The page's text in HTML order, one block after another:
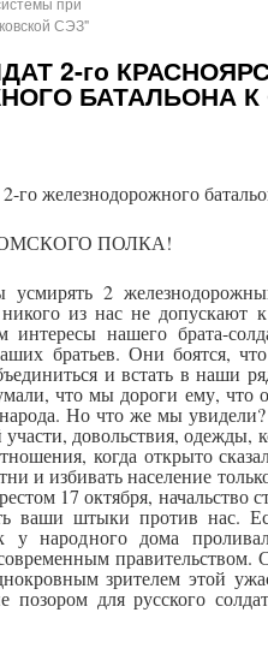
СЭЗ"
2-го
БАТАЛЬОНА
го железнодорожного
ПОЛКА!
2
из нас не
нашего брата-
братьев. Они боятся,
и встать в наши
что мы дороги ему, что
Но что же мы
довольствия, одежды,
когда открыто
и избивать население
17 октября, начальство
ваши штыки против нас.
народного дома
правительством.
зрителем этой
позором для русского